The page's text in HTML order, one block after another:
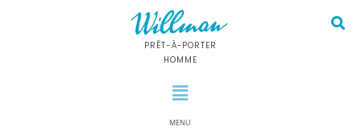
PRÊT-À-PORTER
HOMME
MENU